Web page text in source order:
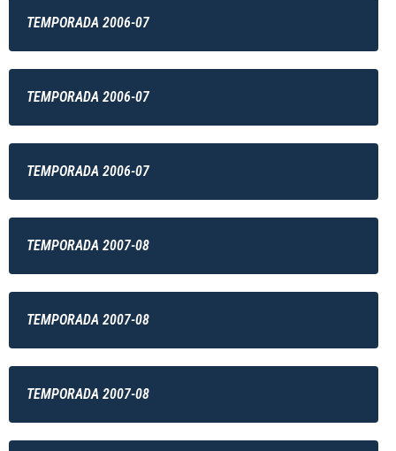
TEMPORADA 2006-07
TEMPORADA 2006-07
TEMPORADA 2006-07
TEMPORADA 2007-08
TEMPORADA 2007-08
TEMPORADA 2007-08